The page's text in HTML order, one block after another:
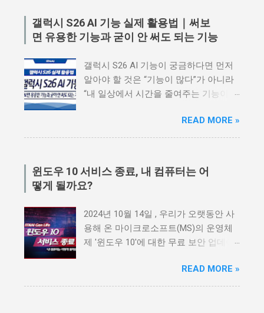
갤럭시 S26 AI 기능 실제 활용법｜써보
면 유용한 기능과 굳이 안 써도 되는 기능
갤럭시 S26 AI 기능이 궁금하다면 먼저
알아야 할 것은 “기능이 많다”가 아니라
“내 일상에서 시간을 줄여주는 기능이
삼성전자가 3세대 AI폰으로 강조한 모델
입니다. 단순히 카메라가 좋아지고 성능
상황을 이해하고 필요한 기능을 더 빠르
게 제안하는 방향으로 발전했습니다. 하
지만 AI 기능이 많다고 해서 모든 기능을
실제로 자주 쓰면 편하지만, 어떤 기능은
처음에만 신기하고 금방 잊히기도 합니
다. 그래서 갤럭시 S26을 구매할 때는
“AI 기능이 있다”보다 “내가 어떤 AI 기능
READ MORE »
윈도우 10 서비스 종료, 내 컴퓨터는 어
떻게 될까요?
2024년 10월 14일 , 우리가 오랫동안 사
용해 온 마이크로소프트(MS)의 운영체
제 '윈도우 10'에 대한 무료 보안 업데이
플랫폼 스팀(Steam)의 통계에 따르면,
전 세계 접속자 중 무려 40.6% 가 여전히
READ MORE »